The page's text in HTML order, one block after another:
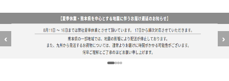
‹ ›